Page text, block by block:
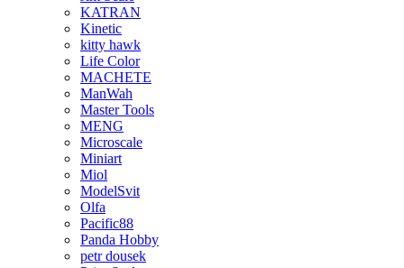
KATRAN
Kinetic
kitty hawk
Life Color
MACHETE
ManWah
Master Tools
MENG
Microscale
Miniart
Miol
ModelSvit
Olfa
Pacific88
Panda Hobby
petr dousek